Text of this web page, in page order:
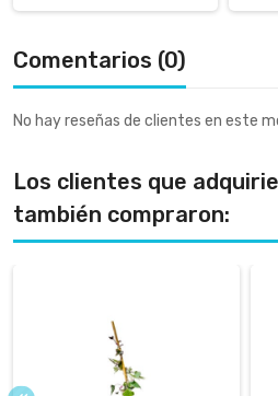
Comentarios (0)
No hay reseñas de clientes en este
Los clientes que
también compraron: